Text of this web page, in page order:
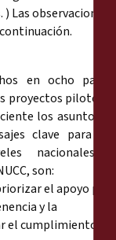
Las observaciones
en ocho países
proyectos piloto no
los asuntos de
clave para los
nacionales e
son:
el apoyo para
y la
el cumplimiento de